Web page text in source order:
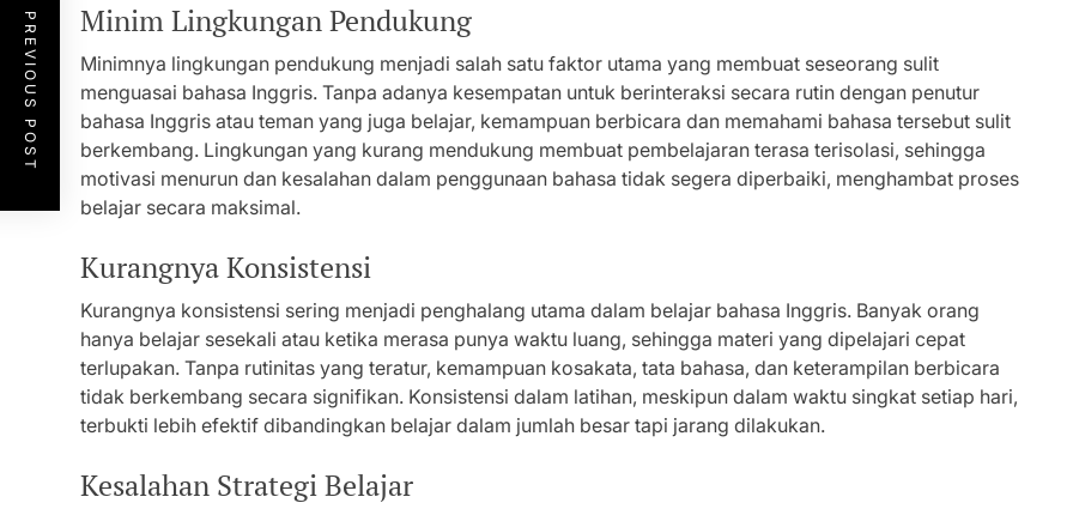
Minim Lingkungan Pendukung
Minimnya lingkungan pendukung menjadi salah satu faktor utama yang membuat seseorang sulit
menguasai bahasa Inggris. Tanpa adanya kesempatan untuk berinteraksi secara rutin dengan penutur
bahasa Inggris atau teman yang juga belajar, kemampuan berbicara dan memahami bahasa tersebut sulit
berkembang. Lingkungan yang kurang mendukung membuat pembelajaran terasa terisolasi, sehingga
motivasi menurun dan kesalahan dalam penggunaan bahasa tidak segera diperbaiki, menghambat proses
belajar secara maksimal.
Kurangnya Konsistensi
Kurangnya konsistensi sering menjadi penghalang utama dalam belajar bahasa Inggris. Banyak orang
hanya belajar sesekali atau ketika merasa punya waktu luang, sehingga materi yang dipelajari cepat
terlupakan. Tanpa rutinitas yang teratur, kemampuan kosakata, tata bahasa, dan keterampilan berbicara
tidak berkembang secara signifikan. Konsistensi dalam latihan, meskipun dalam waktu singkat setiap hari,
terbukti lebih efektif dibandingkan belajar dalam jumlah besar tapi jarang dilakukan.
Kesalahan Strategi Belajar
PREVIOUS POST